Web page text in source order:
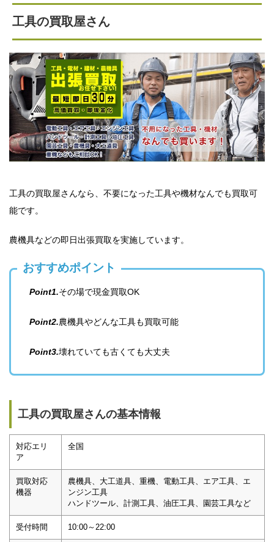
工具の買取屋さん
工具の買取屋さんなら、不要になった工具や機材なんでも買取可
能です。
農機具などの即日出張買取を実施しています。
おすすめポイント
Point1.その場で現金買取OK
Point2.農機具やどんな工具も買取可能
Point3.壊れていても古くても大丈夫
工具の買取屋さんの基本情報
対応エリ
ア
全国
買取対応
機器
農機具、大工道具、重機、電動工具、エア工具、エ
ンジン工具
ハンドツール、計測工具、油圧工具、園芸工具など
受付時間 10:00～22:00